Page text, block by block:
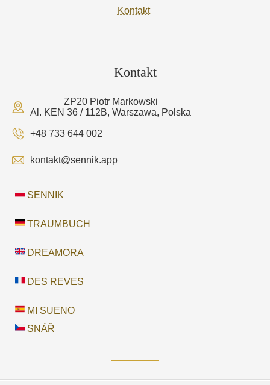
Kontakt
Kontakt
ZP20 Piotr Markowski
Al. KEN 36 / 112B, Warszawa, Polska
+48 733 644 002
kontakt@sennik.app
SENNIK
TRAUMBUCH
DREAMORA
DES REVES
MI SUENO
SNÁŘ